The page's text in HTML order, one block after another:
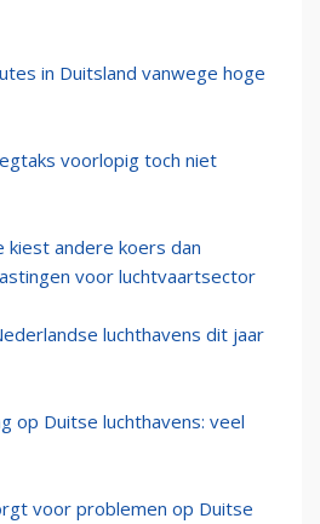
in Duitsland vanwege hoge
voorlopig toch niet
kiest andere koers dan
voor luchtvaartsector
luchthavens dit jaar
op Duitse luchthavens: veel
voor problemen op Duitse